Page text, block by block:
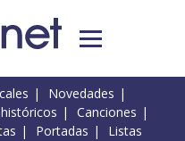
Novedades
Canciones
Portadas Listas